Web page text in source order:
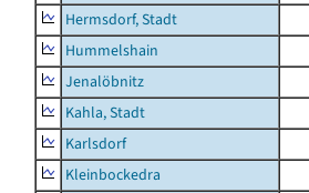
Hermsdorf, Stadt
Hummelshain
Jenalöbnitz
Kahla, Stadt
Karlsdorf
Kleinbockedra